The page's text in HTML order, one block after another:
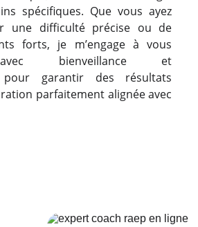
spécifiques. Que vous ayez
une difficulté précise ou de
forts, je m’engage à vous
avec bienveillance et
pour garantir des résultats
parfaitement alignée avec